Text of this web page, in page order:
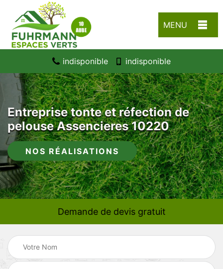
MENU
indisponible indisponible
Entreprise tonte et réfection de
pelouse Assencieres 10220
NOS RÉALISATIONS
Demande de devis gratuit